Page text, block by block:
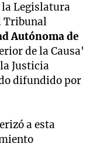
la Legislatura
Tribunal
Autónoma de
de la Causa'
Justicia
difundido por
a esta